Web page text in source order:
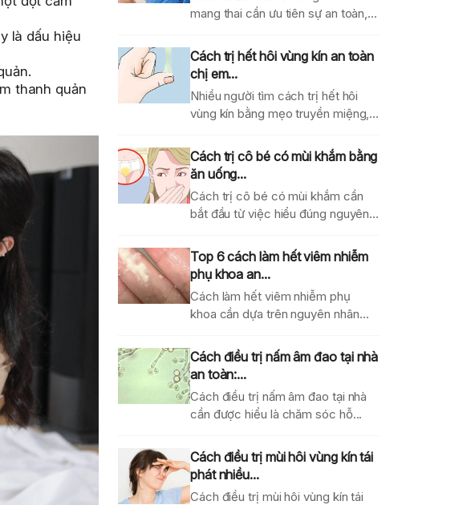
là dấu hiệu
thanh quản
mang thai cần ưu tiên sự an toàn,...
Cách trị hết hôi vùng kín an toàn
chị em...
Nhiều người tìm cách trị hết hôi
vùng kín bằng mẹo truyền miệng,
Cách trị cô bé có mùi khắm bằng
ăn uống...
Cách trị cô bé có mùi khắm cần
bắt đầu từ việc hiểu đúng nguyên...
Top 6 cách làm hết viêm nhiễm
phụ khoa an...
Cách làm hết viêm nhiễm phụ
khoa cần dựa trên nguyên nhân
Cách điều trị nấm âm đao tại nhà
an toàn:...
Cách điều trị nấm âm đao tại nhà
cần được hiểu là chăm sóc hỗ...
Cách điều trị mùi hôi vùng kín tái
phát nhiều...
Cách điều trị mùi hôi vùng kín tái